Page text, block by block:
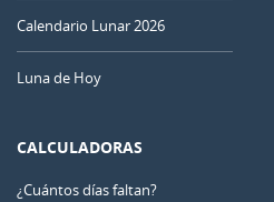
Calendario Lunar 2026
Luna de Hoy
CALCULADORAS
¿Cuántos días faltan?